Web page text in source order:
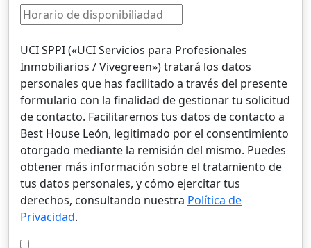
UCI SPPI («UCI Servicios para Profesionales
Inmobiliarios / Vivegreen») tratará los datos
personales que has facilitado a través del presente
formulario con la finalidad de gestionar tu solicitud
de contacto. Facilitaremos tus datos de contacto a
Best House León, legitimado por el consentimiento
otorgado mediante la remisión del mismo. Puedes
obtener más información sobre el tratamiento de
tus datos personales, y cómo ejercitar tus
derechos, consultando nuestra Política de
Privacidad.